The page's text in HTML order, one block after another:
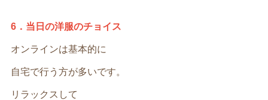
6．当日の洋服のチョイス
オンラインは基本的に
自宅で行う方が多いです。
リラックスして